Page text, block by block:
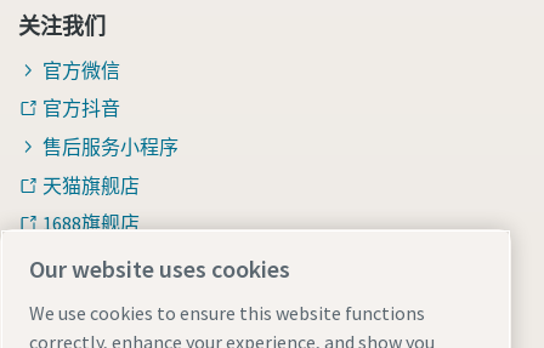
关注我们
官方微信
官方抖音
售后服务小程序
天猫旗舰店
1688旗舰店
知乎
Our website uses cookies
We use cookies to ensure this website functions
correctly, enhance your experience, and show you